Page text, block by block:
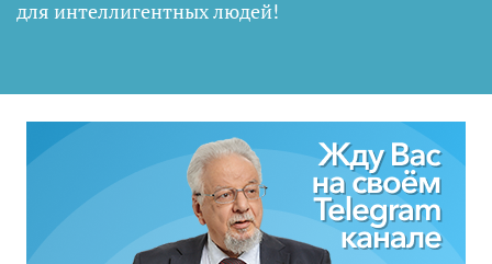
для интеллигентных людей!